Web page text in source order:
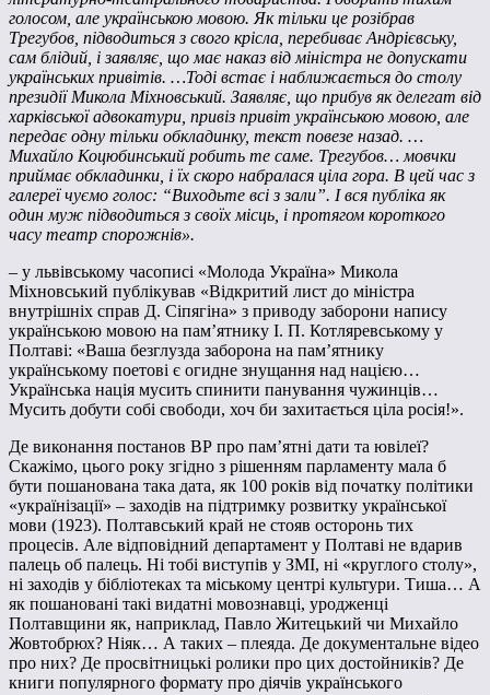
голосом, але українською мовою. Як тільки це розібрав
Трегубов, підводиться з свого крісла, перебиває Андрієвську,
сам блідий, і заявляє, що має наказ від міністра не допускати
українських привітів. …Тоді встає і наближається до столу
президії Микола Міхновський. Заявляє, що прибув як делегат від
харківської адвокатури, привіз привіт українською мовою, але
передає одну тільки обкладинку, текст повезе назад. …
Михайло Коцюбинський робить те саме. Трегубов… мовчки
приймає обкладинки, і їх скоро набралася ціла гора. В цей час з
галереї чуємо голос: “Виходьте всі з зали”. І вся публіка як
один муж підводиться з своїх місць, і протягом короткого
часу театр спорожнів».
– у львівському часописі «Молода Україна» Микола
Міхновський публікував «Відкритий лист до міністра
внутрішніх справ Д. Сіпягіна» з приводу заборони напису
українською мовою на пам’ятнику І. П. Котляревському у
Полтаві: «Ваша безглузда заборона на пам’ятнику
українському поетові є огидне знущання над нацією…
Українська нація мусить спинити панування чужинців…
Мусить добути собі свободи, хоч би захитається ціла росія!».
Де виконання постанов ВР про пам’ятні дати та ювілеї?
Скажімо, цього року згідно з рішенням парламенту мала б
бути пошанована така дата, як 100 років від початку політики
«українізації» – заходів на підтримку розвитку української
мови (1923). Полтавський край не стояв осторонь тих
процесів. Але відповідний департамент у Полтаві не вдарив
палець об палець. Ні тобі виступів у ЗМІ, ні «круглого столу»,
ні заходів у бібліотеках та міському центрі культури. Тиша… А
як пошановані такі видатні мовознавці, уродженці
Полтавщини як, наприклад, Павло Житецький чи Михайло
Жовтобрюх? Ніяк… А таких – плеяда. Де документальне відео
про них? Де просвітницькі ролики про цих достойників? Де
книги популярного формату про діячів українського